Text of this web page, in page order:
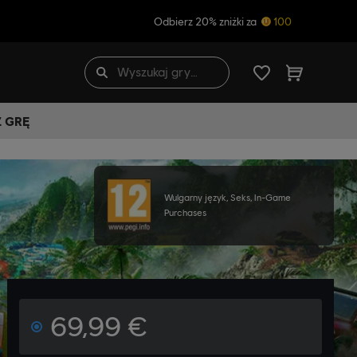
Odbierz 20% zniżki za 100
GRĘ
Wulgarny język, Seks, In-Game
Purchases
69,99 €